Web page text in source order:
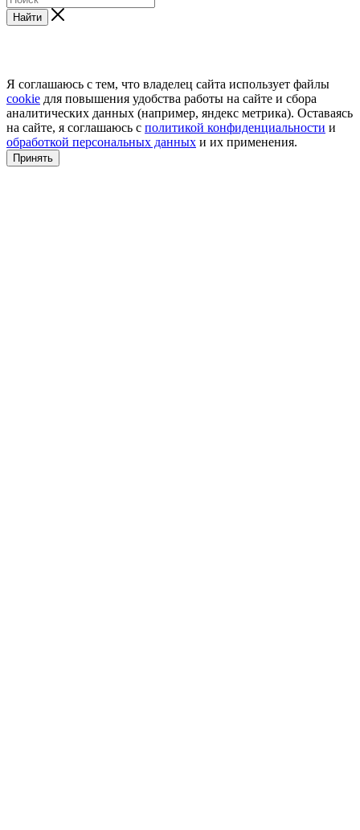
Найти
Я соглашаюсь с тем, что владелец сайта использует файлы
cookie для повышения удобства работы на сайте и сбора
аналитических данных (например, яндекс метрика). Оставаясь
на сайте, я соглашаюсь с политикой конфиденциальности и
обработкой персональных данных и их применения.
Принять